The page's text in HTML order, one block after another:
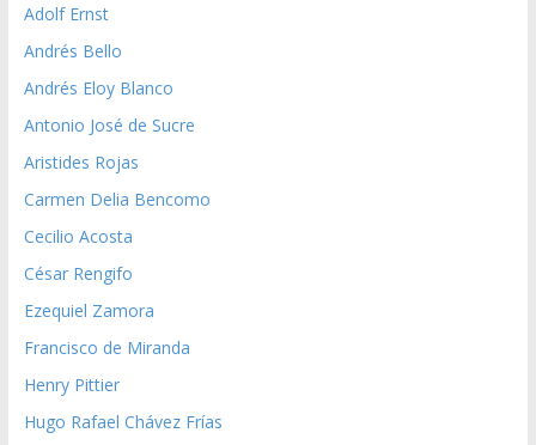
Adolf Ernst
Andrés Bello
Andrés Eloy Blanco
Antonio José de Sucre
Aristides Rojas
Carmen Delia Bencomo
Cecilio Acosta
César Rengifo
Ezequiel Zamora
Francisco de Miranda
Henry Pittier
Hugo Rafael Chávez Frías